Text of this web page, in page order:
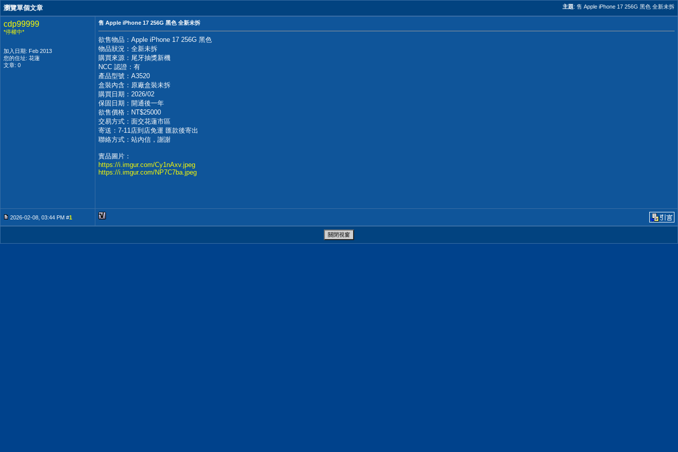
主題: 售 Apple iPhone 17 256G 黑色 全新未拆
瀏覽單個文章
cdp99999
*停權中*
加入日期: Feb 2013
您的住址: 花蓮
文章: 0
售 Apple iPhone 17 256G 黑色 全新未拆
欲售物品：Apple iPhone 17 256G 黑色
物品狀況：全新未拆
購買來源：尾牙抽獎新機
NCC 認證：有
產品型號：A3520
盒裝內含：原廠盒裝未拆
購買日期：2026/02
保固日期：開通後一年
欲售價格：NT$25000
交易方式：面交花蓮市區
寄送：7-11店到店免運 匯款後寄出
聯絡方式：站內信，謝謝
實品圖片：
https://i.imgur.com/Cy1nAxv.jpeg
https://i.imgur.com/NP7C7ba.jpeg
2026-02-08, 03:44 PM #1